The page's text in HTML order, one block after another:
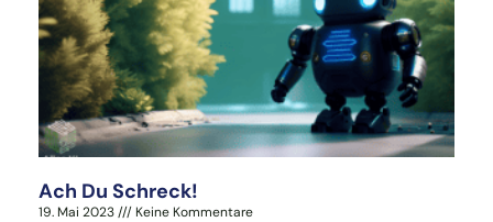
Ach Du Schreck!
19. Mai 2023 Keine Kommentare